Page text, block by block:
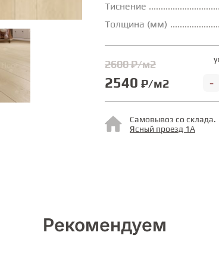
Тиснение
Толщина (мм)
2600 ₽/м2
2540 ₽/м2 -
Самовывоз со склада.
Ясный проезд 1А
Рекомендуем